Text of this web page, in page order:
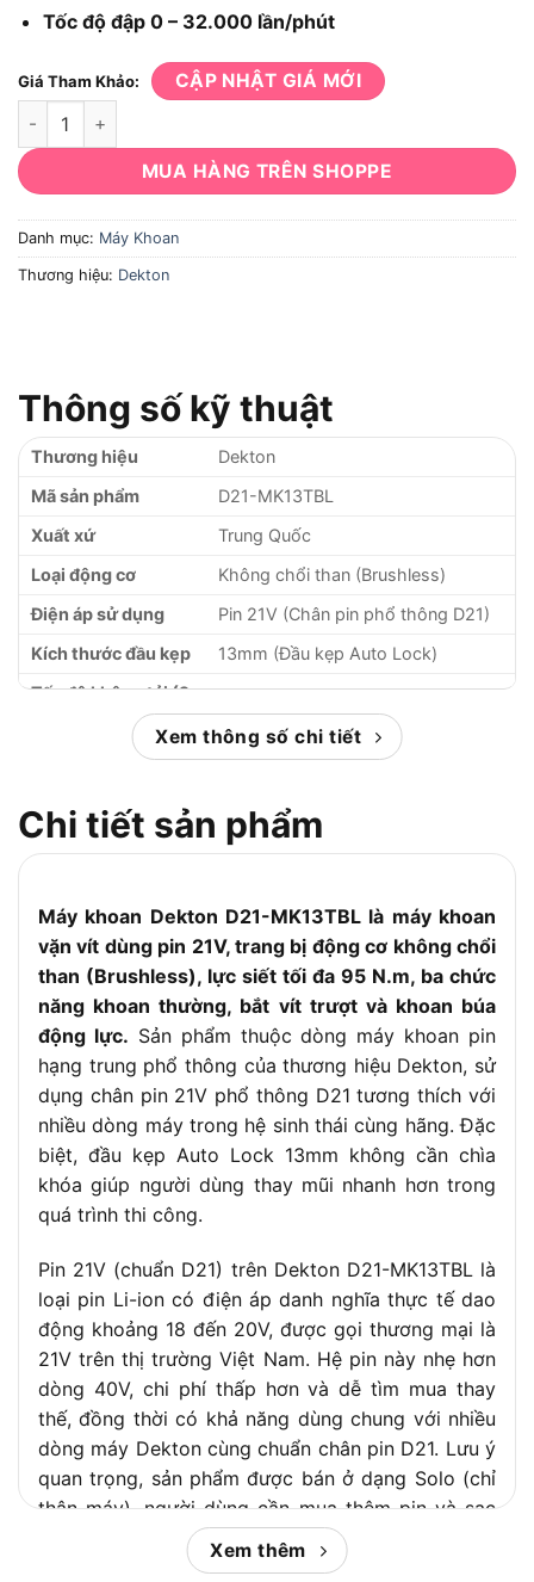
Tốc độ đập 0 – 32.000 lần/phút
Giá Tham Khảo: CẬP NHẬT GIÁ MỚI
Máy khoan Dekton D21-MK13TBL số lượng
MUA HÀNG TRÊN SHOPPE
Danh mục: Máy Khoan
Thương hiệu: Dekton
Thông số kỹ thuật
Thương hiệu
Dekton
Mã sản phẩm
D21-MK13TBL
Xuất xứ
Trung Quốc
Loại động cơ
Không chổi than (Brushless)
Điện áp sử dụng
Pin 21V (Chân pin phổ thông D21)
Kích thước đầu kẹp
13mm (Đầu kẹp Auto Lock)
Tốc độ không tải (2
Tốc độ đập (Nhịp
0 đến 32.000 lần/phút
Lực siết tối đa
(Momen xoắn)
95 N.m
Chức năng chính
Khoan thường, Bắt vít trượt, Khoan
tường (Động lực)
Phụ kiện đi kèm
(Bản Solo)
Thân máy (chưa kèm pin và sạc)
Thời gian bảo hành 6 tháng
Xem thông số chi tiết
Chi tiết sản phẩm
Máy khoan Dekton D21-MK13TBL là máy khoan
vặn vít dùng pin 21V, trang bị động cơ không chổi
than (Brushless), lực siết tối đa 95 N.m, ba chức
năng khoan thường, bắt vít trượt và khoan búa
động lực. Sản phẩm thuộc dòng máy khoan pin
hạng trung phổ thông của thương hiệu Dekton, sử
dụng chân pin 21V phổ thông D21 tương thích với
nhiều dòng máy trong hệ sinh thái cùng hãng. Đặc
biệt, đầu kẹp Auto Lock 13mm không cần chìa
khóa giúp người dùng thay mũi nhanh hơn trong
quá trình thi công.
Pin 21V (chuẩn D21) trên Dekton D21-MK13TBL là
loại pin Li-ion có điện áp danh nghĩa thực tế dao
động khoảng 18 đến 20V, được gọi thương mại là
21V trên thị trường Việt Nam. Hệ pin này nhẹ hơn
dòng 40V, chi phí thấp hơn và dễ tìm mua thay
thế, đồng thời có khả năng dùng chung với nhiều
dòng máy Dekton cùng chuẩn chân pin D21. Lưu ý
quan trọng, sản phẩm được bán ở dạng Solo (chỉ
thân máy), người dùng cần mua thêm pin và sạc
Xem thêm